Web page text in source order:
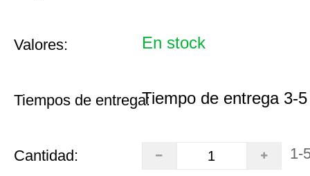
Valores: En stock
Tiempos de entrega:Tiempo de entrega 3-
Cantidad: 1-